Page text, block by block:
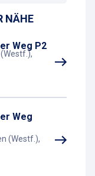
NÄHE
Weg P2
Weg
(Westf.),